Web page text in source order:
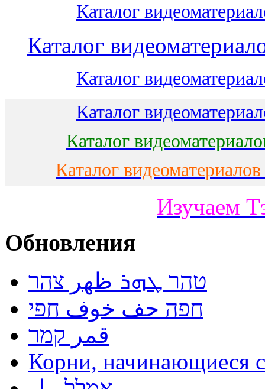
Каталог
Каталог
Каталог
Каталог
Каталог
Каталог
Изучаем
Обновления
טהר ܛܗܪ ظهر צהר
חפה حف خوف חפי
قمر קמר